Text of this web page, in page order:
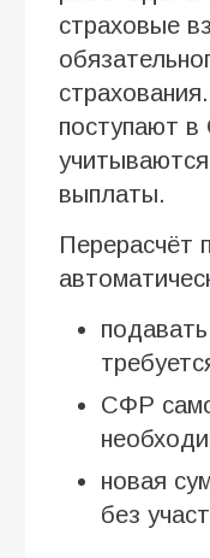
страховые
поступают
выплаты.
Перерасчёт
СФР
новая
без